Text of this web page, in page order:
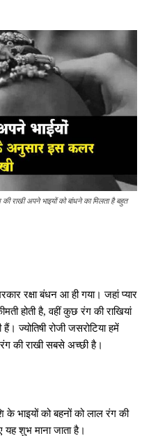
अपने भाइयों को बांधने का मिलता है बहुत
रक्षा बंधन आ ही गया। जहां प्यार
होती है, वहीं कुछ रंग की राखियां
ज्योतिषी रोजी जसरोटिया हमें
की राखी सबसे अच्छी है।
के भाइयों को बहनों को लाल रंग की
यह शुभ माना जाता है।